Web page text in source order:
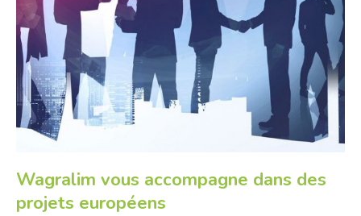
Wagralim vous accompagne dans des
projets européens